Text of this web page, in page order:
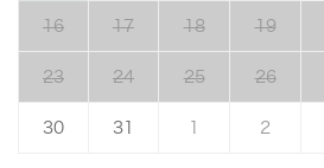
16 17 18 19
23 24 25 26
30 31 2